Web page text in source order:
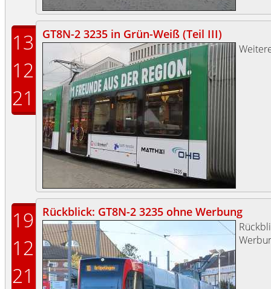
13
12
21
GT8N-2 3235 in Grün-Weiß (Teil III)
19
12
21
Rückblick: GT8N-2 3235 ohne Werbung